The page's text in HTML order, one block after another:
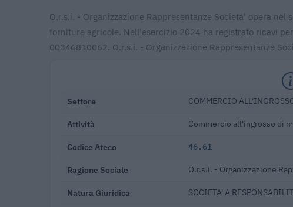
O.r.s.i. - Organizzazione Rappresentanze Societa' opera
forniture agricole. Nell'esercizio 2024 ha registrato ricavi
00346810062. O.r.s.i. - Organizzazione Rappresentanze
Settore COMMERCIO
Attività Commercio all'ingrosso di
Codice Ateco 46.61
Ragione Sociale O.r.s.i. - Organizzazione
Natura Giuridica SOCIETA' A